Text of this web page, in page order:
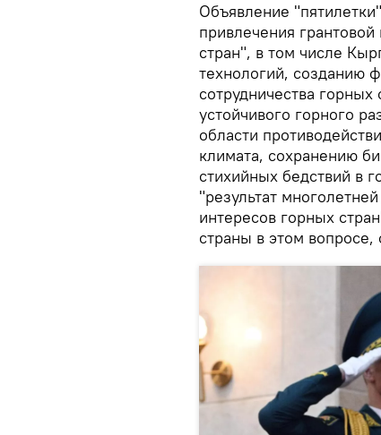
Объявление
привлечения
стран", в том числе
технологий, созданию
сотрудничества
устойчивого горного
области
климата, сохранению
стихийных бедствий в
"результат
интересов горных
страны в этом